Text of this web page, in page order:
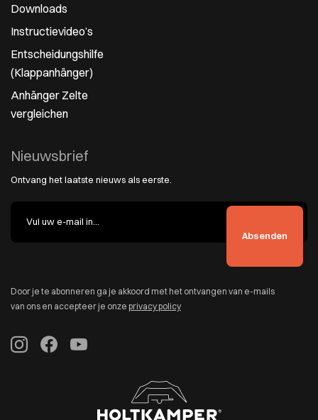
Downloads
Instructievideo’s
Entscheidungshilfe
(Klappanhänger)
Anhänger Zelte
vergleichen
Nieuwsbrief
Ontvang het laatste nieuws als eerste.
Door je te abonneren ga je akkoord met het ontvangen van e-mails
van ons en accepteer je onze privacy policy